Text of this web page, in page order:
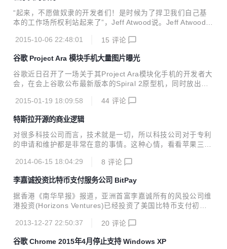
基金近100万元，全部捐赠给OpenSSL基金会和OpenBSD基
金会。而此前OpenBSD基金会已发布公告，称收到来自锤子
将发布会门票捐给开源公益组织是锤子科技创立以来的传...
“起来，不愿做奴隶的开发者们！是时候为了捍卫我们自己基
本的工作场所权利站起来了”，Jeff Atwood说。Jeff Atwood，
第一份程序员权利法案。 这真是令人难以置信，一家公司一方
件、廉价易令人发狂的硬件削弱了他们的战斗力。企业究竟是
几个意思？这居然还是一种很普遍的现象！ 我建议设立程序员
的权利法案，是想通过防止企业拒绝程序员成功所需的基础要
求来保障程序员的权利。 1.每个程序员都应该有两个显示器
随着液晶显示器价格的崩溃和双输出显卡的普及，除非你...
2015-10-06 22:48:01 15 评论
谷歌 Project Ara 模块手机大量图片曝光
谷歌近日召开了一场关于其Project Ara模块化手机的开发者大
会，在会上谷歌公布最新版本的Spiral 2原型机，同时放出了
显示了其可能蕴含的潜力。 可以看到很多模块可以在骨架上自
来观赏下外媒收集的海量Project Ara手机的图片吧。 相信不
久的将来，我们就可以对别人说：哥们，把你手机CPU借我用
下，我跑个分。
2015-01-19 18:09:58 44 评论
特斯拉开源的商业逻辑
对很多科技公司而言，技术就是一切，所以科技公司对于专利
的申请和维护都是非常在意的事情。这种心情，看看苹果三星
爆兴头上的电动汽车厂商特斯拉宣布：将免费公开其所有专
斯拉也太大方了吧。事实上，特斯拉的这种决定除了践行互联
网的伟大精神外，还有另一方面的考量，那就是定义电动汽车
市场的未来的野心。 开放专利表面上看，是让竞争对手占了便
宜，然而此举却无形中提高了Tesla技术的普适性，使得它在
未来标准制定中抢占了有利的地位——如此看来，国内的BAT
2014-06-15 18:04:29 8 评论
李嘉诚投资比特币支付服务公司 BitPay
据香港《南华早报》报道，亚洲首富李嘉诚所有的风投公司维
港投资(Horizons Ventures)已经投资了美国比特币支付初创
开了具有争议的比特币本身，而选择了投资为比特币使用者提
（Invesco）的香港首席经济学家约翰·格林伍德（John Gree
2013-12-27 22:50:37 20 评论
谷歌 Chrome 2015年4月停止支持 Windows XP